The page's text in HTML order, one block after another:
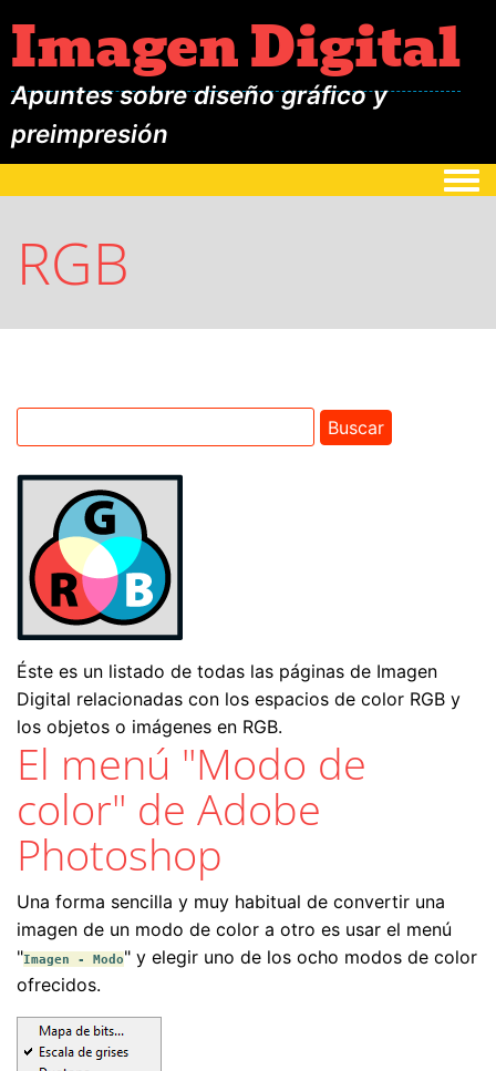
Imagen Digital
Apuntes sobre diseño gráfico y
preimpresión
RGB
Éste es un listado de todas las páginas de Imagen
Digital relacionadas con los espacios de color RGB y
los objetos o imágenes en RGB.
El menú "Modo de
color" de Adobe
Photoshop
Una forma sencilla y muy habitual de convertir una
imagen de un modo de color a otro es usar el menú
"Imagen - Modo" y elegir uno de los ocho modos de color
ofrecidos.